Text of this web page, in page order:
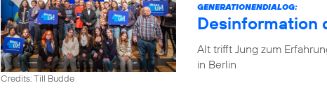
Credits: Till Budde
GENERATIONENDIALOG:
Desinformation
Alt trifft Jung zum
in Berlin